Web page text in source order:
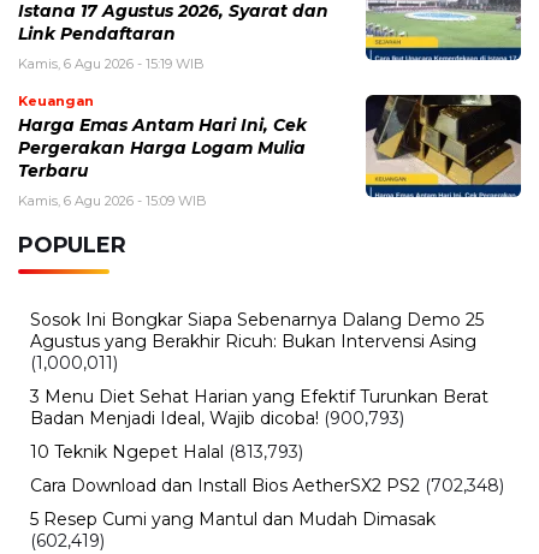
Istana 17 Agustus 2026, Syarat dan
Link Pendaftaran
Kamis, 6 Agu 2026 - 15:19 WIB
Keuangan
Harga Emas Antam Hari Ini, Cek
Pergerakan Harga Logam Mulia
Terbaru
Kamis, 6 Agu 2026 - 15:09 WIB
POPULER
Sosok Ini Bongkar Siapa Sebenarnya Dalang Demo 25
Agustus yang Berakhir Ricuh: Bukan Intervensi Asing
(1,000,011)
3 Menu Diet Sehat Harian yang Efektif Turunkan Berat
Badan Menjadi Ideal, Wajib dicoba! (900,793)
10 Teknik Ngepet Halal (813,793)
Cara Download dan Install Bios AetherSX2 PS2 (702,348)
5 Resep Cumi yang Mantul dan Mudah Dimasak
(602,419)